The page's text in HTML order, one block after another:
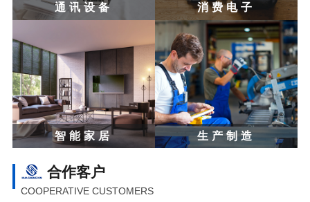
通讯设备 消费电子
智能家居 生产制造
合作客户
COOPERATIVE CUSTOMERS